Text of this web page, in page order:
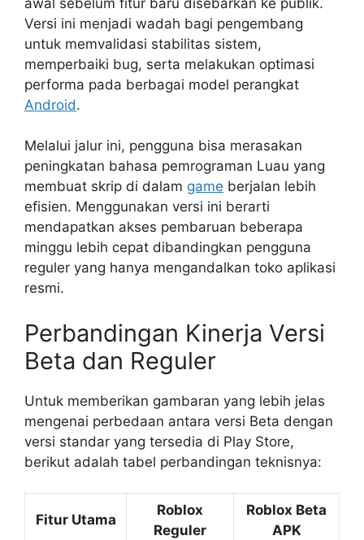
Versi ini menjadi wadah bagi pengembang
untuk memvalidasi stabilitas sistem,
memperbaiki bug, serta melakukan optimasi
performa pada berbagai model perangkat
Android.
Melalui jalur ini, pengguna bisa merasakan
peningkatan bahasa pemrograman Luau yang
membuat skrip di dalam game berjalan lebih
efisien. Menggunakan versi ini berarti
mendapatkan akses pembaruan beberapa
minggu lebih cepat dibandingkan pengguna
reguler yang hanya mengandalkan toko aplikasi
resmi.
Perbandingan Kinerja Versi
Beta dan Reguler
Untuk memberikan gambaran yang lebih jelas
mengenai perbedaan antara versi Beta dengan
versi standar yang tersedia di Play Store,
berikut adalah tabel perbandingan teknisnya:
Fitur Utama
Roblox
Reguler
Roblox Beta
APK